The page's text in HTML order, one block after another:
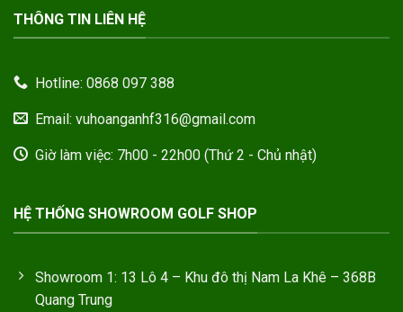
THÔNG TIN LIÊN HỆ
Hotline: 0868 097 388
Email: vuhoanganhf316@gmail.com
Giờ làm việc: 7h00 - 22h00 (Thứ 2 - Chủ nhật)
HỆ THỐNG SHOWROOM GOLF SHOP
Showroom 1: 13 Lô 4 – Khu đô thị Nam La Khê – 368B
Quang Trung